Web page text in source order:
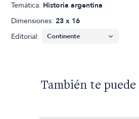
Temática: Historia argentina
Dimensiones:23 x 16
Editorial:
También te